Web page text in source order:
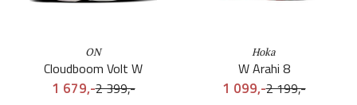
ON
Cloudboom Volt W
2 399,-
1 679,-
Hoka
W Arahi 8
2 199,-
1 099,-